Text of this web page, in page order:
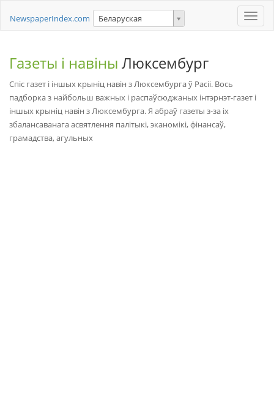
Toggle
NewspaperIndex.com Беларуская
Газеты і навіны Люксембург
Спіс газет і іншых крыніц навін з Люксембурга ў Расіі. Вось
падборка з найбольш важных і распаўсюджаных інтэрнэт-газет і
іншых крыніц навін з Люксембурга. Я абраў газеты з-за іх
збалансаванага асвятлення палітыкі, эканомікі, фінансаў,
грамадства, агульных